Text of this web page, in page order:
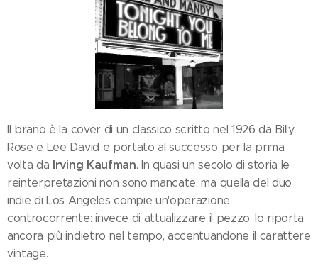
Il brano è la cover di un classico scritto nel 1926 da Billy
Rose e Lee David e portato al successo per la prima
volta da Irving Kaufman. In quasi un secolo di storia le
reinterpretazioni non sono mancate, ma quella del duo
indie di Los Angeles compie un'operazione
controcorrente: invece di attualizzare il pezzo, lo riporta
ancora più indietro nel tempo, accentuandone il carattere
vintage.